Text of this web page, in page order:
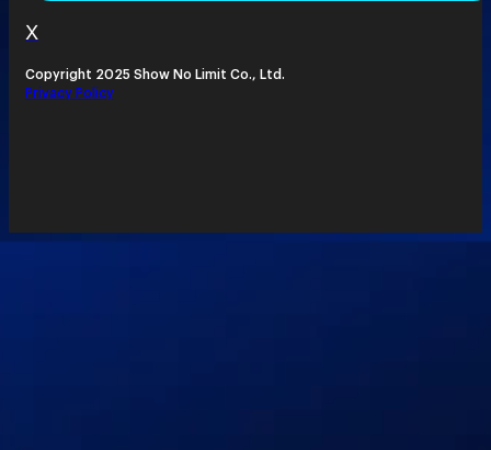
X
Copyright 2025 Show No Limit Co., Ltd.
Privacy Policy